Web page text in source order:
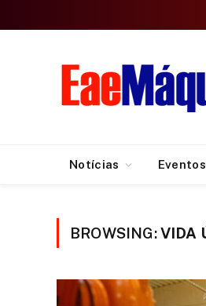
Notícias
BROWSING:VIDA